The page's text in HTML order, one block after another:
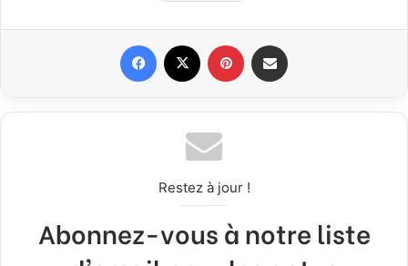
Restez à jour !
Abonnez-vous à notre liste